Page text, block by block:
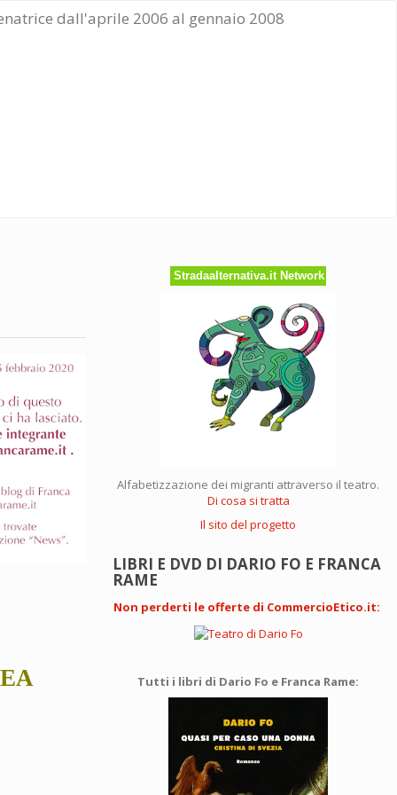
dall'aprile 2006 al gennaio 2008
Stradaalternativa.it Network
Alfabetizzazione dei migranti attraverso il teatro.
Di cosa si tratta
Il sito del progetto
LIBRI E DVD DI DARIO FO E FRANCA
RAME
Non perderti le offerte di CommercioEtico.it:
Tutti i libri di Dario Fo e Franca Rame: